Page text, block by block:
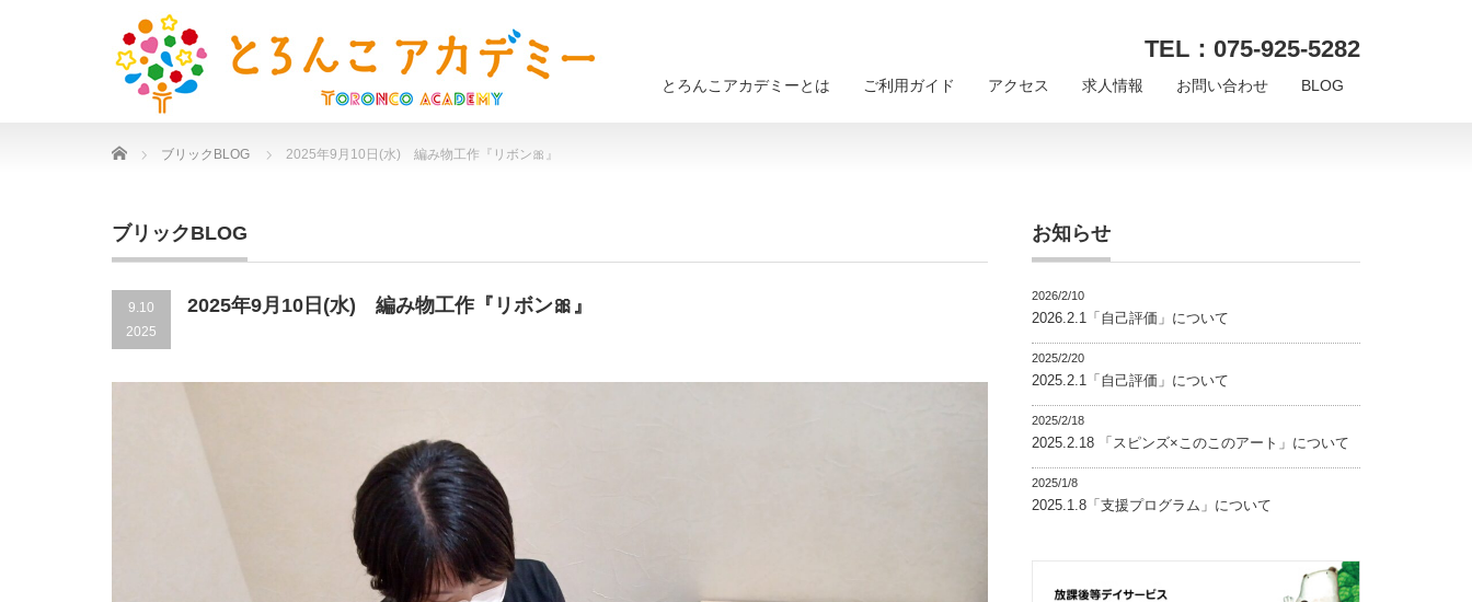
TEL：075-925-5282
とろんこアカデミーとは ご利用ガイド アクセス 求人情報 お問い合わせ BLOG
Home ブリックBLOG 2025年9月10日(水) 編み物工作『リボン🎀』
ブリックBLOG
9.10
2025
2025年9月10日(水) 編み物工作『リボン🎀』
お知らせ
2026/2/10
2026.2.1「自己評価」について
2025/2/20
2025.2.1「自己評価」について
2025/2/18
2025.2.18 「スピンズ×このこのアート」について
2025/1/8
2025.1.8「支援プログラム」について